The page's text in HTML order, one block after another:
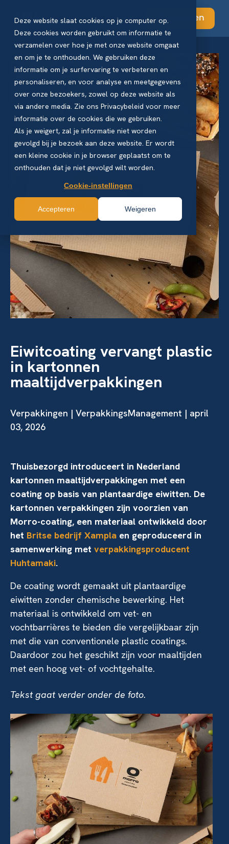
Deze website slaat cookies op je computer op.
Deze cookies worden gebruikt om informatie te
verzamelen over hoe je met onze website omgaat
en om je te onthouden. We gebruiken deze
informatie om je surfervaring te verbeteren en
personaliseren, en voor analyse en meetgegevens
over onze bezoekers, zowel op deze website als
via andere media. Zie ons Privacybeleid voor meer
informatie over de cookies die we gebruiken.
Als je weigert, zal je informatie niet worden
gevolgd bij je bezoek aan deze website. Er wordt
een kleine cookie in je browser geplaatst om te
onthouden dat je niet gevolgd wilt worden.
Cookie-instellingen
Accepteren Weigeren
Abonneren
Eiwitcoating vervangt plastic
in kartonnen
maaltijdverpakkingen
Verpakkingen | VerpakkingsManagement | april
03, 2026
Thuisbezorgd introduceert in Nederland
kartonnen maaltijdverpakkingen met een
coating op basis van plantaardige eiwitten. De
kartonnen verpakkingen zijn voorzien van
Morro-coating, een materiaal ontwikkeld door
het Britse bedrijf Xampla en geproduceerd in
samenwerking met verpakkingsproducent
Huhtamaki.
De coating wordt gemaakt uit plantaardige
eiwitten zonder chemische bewerking. Het
materiaal is ontwikkeld om vet- en
vochtbarrières te bieden die vergelijkbaar zijn
met die van conventionele plastic coatings.
Daardoor zou het geschikt zijn voor maaltijden
met een hoog vet- of vochtgehalte.
Tekst gaat verder onder de foto.